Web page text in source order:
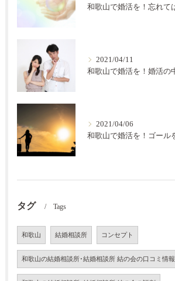
2021/04/11
2021/04/06
タグ Tags
和歌山 結婚相談所 コンセプト
和歌山の結婚相談所･結婚相談所 結の会の口コミ情報